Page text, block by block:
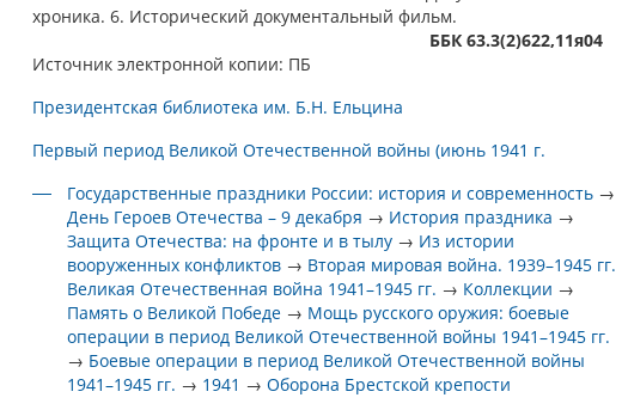
хроника. 6. Исторический документальный фильм.
ББК 63.3(2)622,11я04
Источник электронной копии: ПБ
Президентская библиотека им. Б.Н. Ельцина
Первый период Великой Отечественной войны (июнь 1941 г.
Государственные праздники России: история и современность →
День Героев Отечества – 9 декабря → История праздника →
Защита Отечества: на фронте и в тылу → Из истории
вооруженных конфликтов → Вторая мировая война. 1939–1945 гг.
Великая Отечественная война 1941–1945 гг. → Коллекции →
Память о Великой Победе → Мощь русского оружия: боевые
операции в период Великой Отечественной войны 1941–1945 гг.
→ Боевые операции в период Великой Отечественной войны
1941–1945 гг. → 1941 →Оборона Брестской крепости